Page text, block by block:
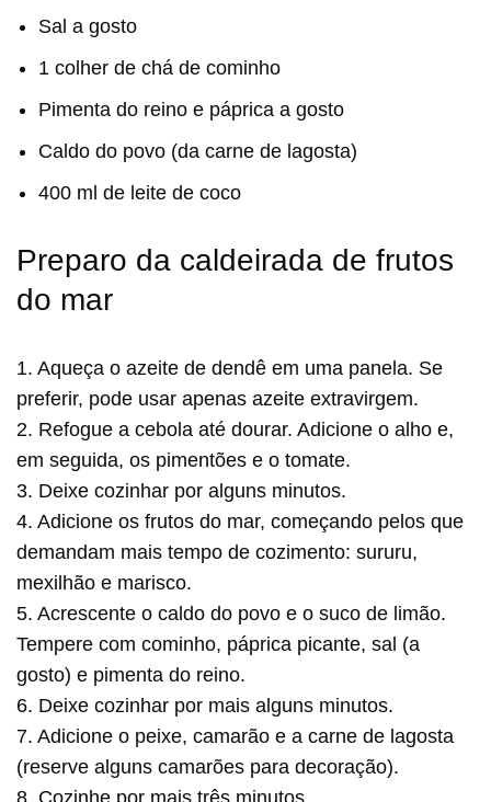
Sal a gosto
1 colher de chá de cominho
Pimenta do reino e páprica a gosto
Caldo do povo (da carne de lagosta)
400 ml de leite de coco
Preparo da caldeirada de frutos
do mar
1. Aqueça o azeite de dendê em uma panela. Se
preferir, pode usar apenas azeite extravirgem.
2. Refogue a cebola até dourar. Adicione o alho e,
em seguida, os pimentões e o tomate.
3. Deixe cozinhar por alguns minutos.
4. Adicione os frutos do mar, começando pelos que
demandam mais tempo de cozimento: sururu,
mexilhão e marisco.
5. Acrescente o caldo do povo e o suco de limão.
Tempere com cominho, páprica picante, sal (a
gosto) e pimenta do reino.
6. Deixe cozinhar por mais alguns minutos.
7. Adicione o peixe, camarão e a carne de lagosta
(reserve alguns camarões para decoração).
8. Cozinhe por mais três minutos.